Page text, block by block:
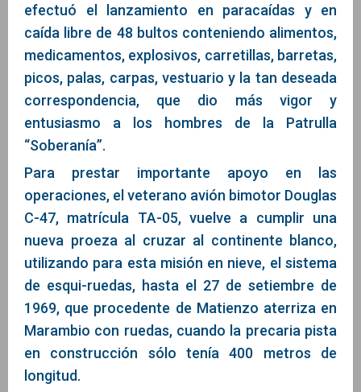
efectuó el lanzamiento en paracaídas y en
caída libre de 48 bultos conteniendo alimentos,
medicamentos, explosivos, carretillas, barretas,
picos, palas, carpas, vestuario y la tan deseada
correspondencia, que dio más vigor y
entusiasmo a los hombres de la Patrulla
“Soberanía”.
Para prestar importante apoyo en las
operaciones, el veterano avión bimotor Douglas
C-47, matrícula TA-05, vuelve a cumplir una
nueva proeza al cruzar al continente blanco,
utilizando para esta misión en nieve, el sistema
de esqui-ruedas, hasta el 27 de setiembre de
1969, que procedente de Matienzo aterriza en
Marambio con ruedas, cuando la precaria pista
en construcción sólo tenía 400 metros de
longitud.